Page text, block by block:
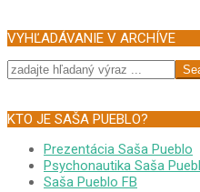
08-
VYHĽADÁVANIE V ARCHÍVE
Search
KTO JE SAŠA PUEBLO?
Prezentácia Saša Pueblo
Psychonautika Saša
Saša Pueblo FB